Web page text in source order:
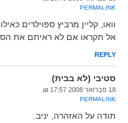
PERMALINK
וואו, קליין מרביץ ספוילרים
אל תקראו אם לא ראיתם את
REPLY
סטיבי (לא בבית)
18 פברואר 2008 at 17:57
PERMALINK
תודה על האזהרה, יניב.